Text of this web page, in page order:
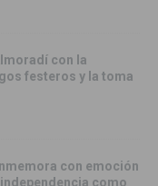
con la
festeros y la toma
con emoción
como